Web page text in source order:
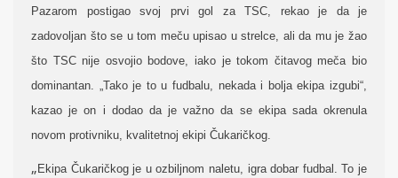
Pazarom postigao svoj prvi gol za TSC, rekao je da je
zadovoljan što se u tom meču upisao u strelce, ali da mu je žao
što TSC nije osvojio bodove, iako je tokom čitavog meča bio
dominantan. „Tako je to u fudbalu, nekada i bolja ekipa izgubi“,
kazao je on i dodao da je važno da se ekipa sada okrenula
novom protivniku, kvalitetnoj ekipi Čukaričkog.
„ Ekipa Čukaričkog je u ozbiljnom naletu, igra dobar fudbal. To je